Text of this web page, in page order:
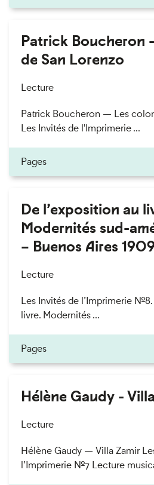
Patrick Boucheron
de San Lorenzo
Lecture
Patrick Boucheron — Les
Les Invités de l'Imprimerie ...
Pages
De l’exposition au
Modernités sud-
– Buenos Aires 1909
Lecture
Les Invités de l’Imprimerie
livre. Modernités ...
Pages
Hélène Gaudy -
Lecture
Hélène Gaudy — Villa Zamir
l’Imprimerie n°7 Lecture